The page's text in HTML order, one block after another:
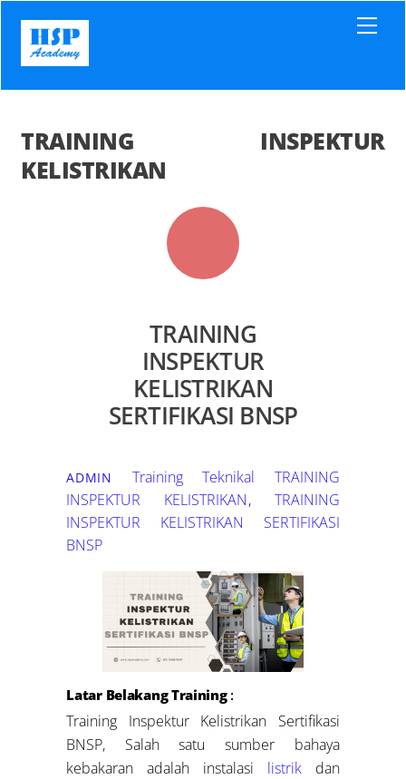
content
TRAINING INSPEKTUR
KELISTRIKAN
TRAINING
INSPEKTUR
KELISTRIKAN
SERTIFIKASI BNSP
ADMIN Training Teknikal
TRAINING
INSPEKTUR KELISTRIKAN, TRAINING
INSPEKTUR KELISTRIKAN SERTIFIKASI
BNSP
Latar Belakang Training:
Training Inspektur Kelistrikan Sertifikasi
BNSP, Salah satu sumber bahaya
kebakaran adalah instalasi listrikdan